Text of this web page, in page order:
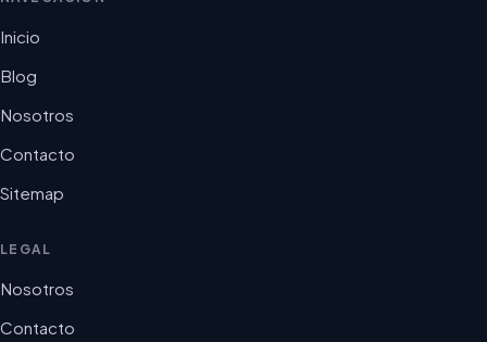
Inicio
Blog
Nosotros
Contacto
Sitemap
LEGAL
Nosotros
Contacto